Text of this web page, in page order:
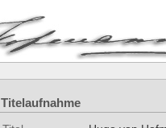
Titelaufnahme